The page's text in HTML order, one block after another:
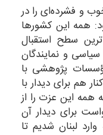
و فشرده‌ای را در
همه این کشورها
سطح استقبال
و نمایندگان
پژوهشی با
هم برای دیدار با
همه این عزت را از
برای دیدار آن
لبنان شدیم تا